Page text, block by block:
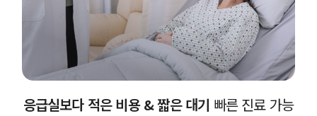
응급실보다 적은 비용 & 짧은 대기 빠른 진료 가능